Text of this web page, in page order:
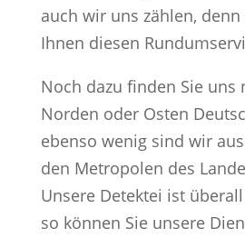
auch wir uns zählen,
Ihnen diesen
Noch dazu finden Sie uns
Norden oder Osten
ebenso wenig sind wir
den Metropolen des
Unsere Detektei ist
so können Sie unsere